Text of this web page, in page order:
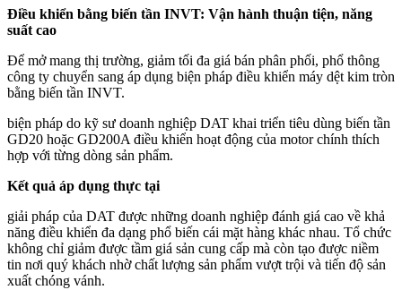
Điều khiển bằng biến tần INVT: Vận hành thuận tiện, năng
suất cao
Để mở mang thị trường, giảm tối đa giá bán phân phối, phổ thông
công ty chuyển sang áp dụng biện pháp điều khiển máy dệt kim tròn
bằng biến tần INVT.
biện pháp do kỹ sư doanh nghiệp DAT khai triển tiêu dùng biến tần
GD20 hoặc GD200A điều khiển hoạt động của motor chính thích
hợp với từng dòng sản phẩm.
Kết quả áp dụng thực tại
giải pháp của DAT được những doanh nghiệp đánh giá cao về khả
năng điều khiển đa dạng phổ biến cái mặt hàng khác nhau. Tổ chức
không chỉ giảm được tầm giá sản cung cấp mà còn tạo được niềm
tin nơi quý khách nhờ chất lượng sản phẩm vượt trội và tiến độ sản
xuất chóng vánh.